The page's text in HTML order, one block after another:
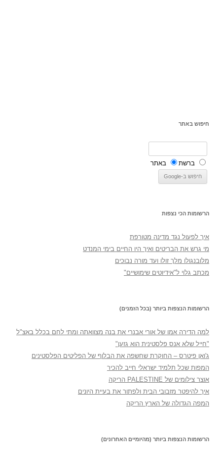
חיפוש באתר
ברשת באתר
הרשומות הכי נצפות
איך לפעול נגד מדינה מטורפת
מי גרש את הבריטים ואיך היו החיים בימי המנדט
מלובנגולו מלך זולו ועד מורה נבוכים
מכתב גלוי ל"אידיוטים שימושיים"
הרשומות הנצפות ביותר (בכל הזמנים)
למה הדירה אמו של אורי אבנרי את בנה מצוואתה ומתי לחם בכלל באצ"ל
"חייל שלא אנס פלסטינית הוא גזען"
ג'ואן פיטרס – החוקרת שחשפה את הבלוף של הפליטים הפלסטינים
המפות שכל תלמיד ישראלי חייב להכיר
אוצר צילומים של PALESTINE הריקה
איך להיפטר מזבובי הבית ולפתור את בעיית היונים
המפה הגדולה של הארץ הריקה
הרשומות הנצפות ביותר (מהיומיים האחרונים)